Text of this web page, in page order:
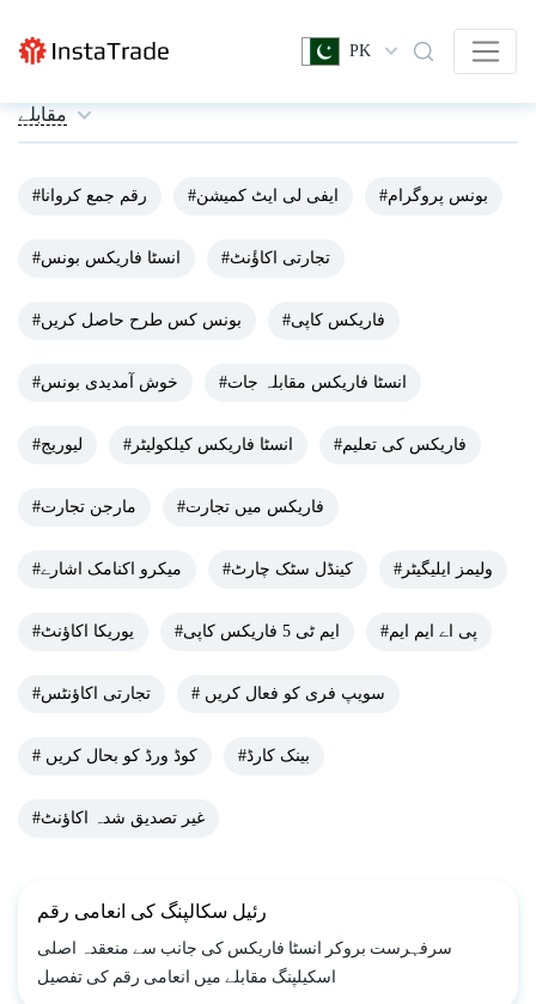
PK
مقابلے
#رقم جمع کروانا #ایفی لی ایٹ کمیشن #بونس پروگرام
#انسٹا فاریکس بونس #تجارتی اکاؤٔنٹ
#بونس کس طرح حاصل کریں #فاریکس کاپی
#خوش آمدیدی بونس #انسٹا فاریکس مقابلہ جات
#لیوریج #انسٹا فاریکس کیلکولیٹر #فاریکس کی تعلیم
#مارجن تجارت #فاریکس میں تجارت
#میکرو اکنامک اشارے #کینڈل سٹک چارٹ #ولیمز ایلیگیٹر
#یوریکا اکاؤنٹ #ایم ٹی 5 فاریکس کاپی #پی اے ایم ایم
#تجارتی اکاؤنٹس # سویپ فری کو فعال کریں
# کوڈ ورڈ کو بحال کریں #بینک کارڈ
#غیر تصدیق شدہ اکاؤنٹ
رئیل سکالپنگ کی انعامی رقم
سرفہرست بروکر انسٹا فاریکس کی جانب سے منعقدہ اصلی
اسکیلپنگ مقابلے میں انعامی رقم کی تفصیل